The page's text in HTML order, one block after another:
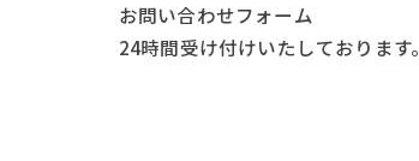
お問い合わせフォーム
24時間受け付けいたしております。